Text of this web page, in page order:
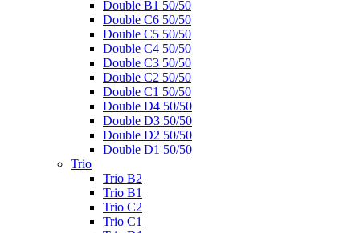
Double B1 50/50
Double C6 50/50
Double C5 50/50
Double C4 50/50
Double C3 50/50
Double C2 50/50
Double C1 50/50
Double D4 50/50
Double D3 50/50
Double D2 50/50
Double D1 50/50
Trio
Trio B2
Trio B1
Trio C2
Trio C1